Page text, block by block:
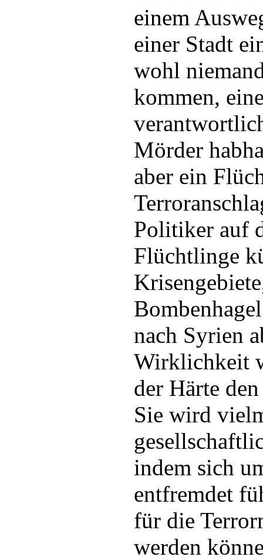
einem
einer Stadt
wohl
kommen,
Mörder
aber ein
Politiker auf
Flüchtlinge
nach Syrien
Wirklichkeit
der Härte
Sie wird
indem sich
entfremdet
für die
werden